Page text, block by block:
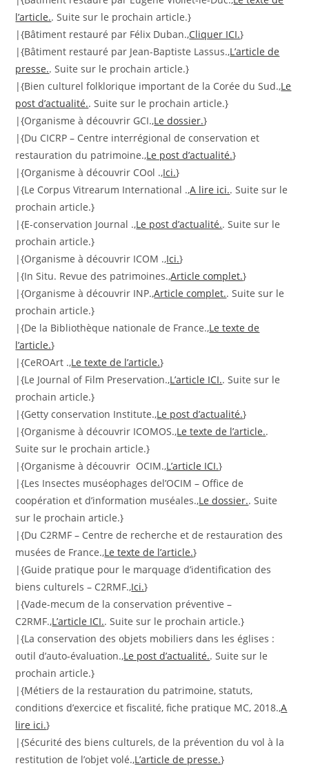
l’article.. Suite sur le prochain article.}
|{Bâtiment restauré par Félix Duban.,Cliquer ICI.}
|{Bâtiment restauré par Jean-Baptiste Lassus.,L’article de
presse.. Suite sur le prochain article.}
|{Bien culturel folklorique important de la Corée du Sud.,Le
post d’actualité.. Suite sur le prochain article.}
|{Organisme à découvrir GCI.,Le dossier.}
|{Du CICRP – Centre interrégional de conservation et
restauration du patrimoine.,Le post d’actualité.}
|{Organisme à découvrir COol .,Ici.}
|{Le Corpus Vitrearum International .,A lire ici.. Suite sur le
prochain article.}
|{E-conservation Journal .,Le post d’actualité.. Suite sur le
prochain article.}
|{Organisme à découvrir ICOM .,Ici.}
|{In Situ. Revue des patrimoines.,Article complet.}
|{Organisme à découvrir INP.,Article complet.. Suite sur le
prochain article.}
|{De la Bibliothèque nationale de France.,Le texte de
l’article.}
|{CeROArt .,Le texte de l’article.}
|{Le Journal of Film Preservation.,L’article ICI.. Suite sur le
prochain article.}
|{Getty conservation Institute.,Le post d’actualité.}
|{Organisme à découvrir ICOMOS.,Le texte de l’article..
Suite sur le prochain article.}
|{Organisme à découvrir OCIM.,L’article ICI.}
|{Les Insectes muséophages del’OCIM – Office de
coopération et d’information muséales.,Le dossier.. Suite
sur le prochain article.}
|{Du C2RMF – Centre de recherche et de restauration des
musées de France.,Le texte de l’article.}
|{Guide pratique pour le marquage d’identification des
biens culturels – C2RMF.,Ici.}
|{Vade-mecum de la conservation préventive –
C2RMF.,L’article ICI.. Suite sur le prochain article.}
|{La conservation des objets mobiliers dans les églises :
outil d’auto-évaluation.,Le post d’actualité.. Suite sur le
prochain article.}
|{Métiers de la restauration du patrimoine, statuts,
conditions d’exercice et fiscalité, fiche pratique MC, 2018.,A
lire ici.}
|{Sécurité des biens culturels, de la prévention du vol à la
restitution de l’objet volé.,L’article de presse.}